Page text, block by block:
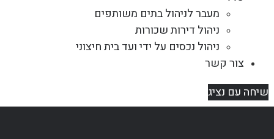
מעבר לניהול בתים משותפים
ניהול דירות שכורות
ניהול נכסים על ידי ועד בית חיצוני
צור קשר
שיחה עם נציג